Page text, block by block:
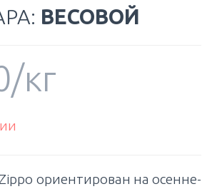
ВЕСОВОЙ
/кг
ориентирован на осенне-